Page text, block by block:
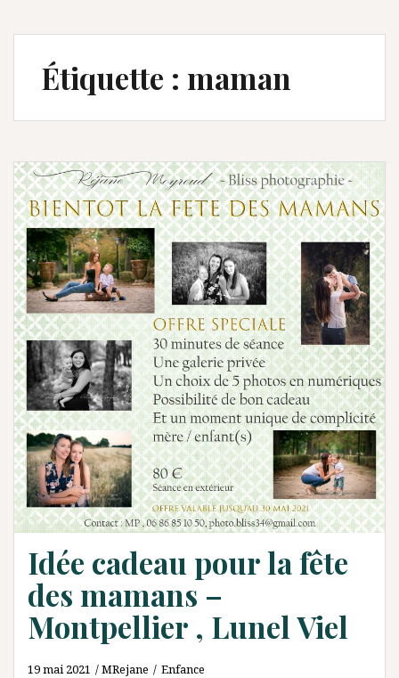
Étiquette : maman
Idée cadeau pour la fête
des mamans –
Montpellier , Lunel Viel
19 mai 2021 MRejane Enfance